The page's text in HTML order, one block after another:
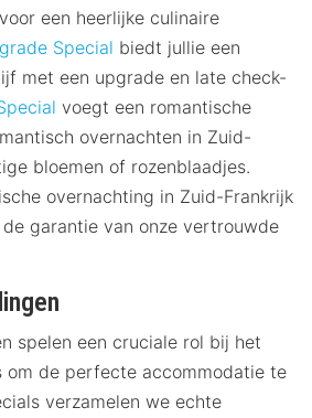
een heerlijke culinaire
Special biedt jullie een
met een upgrade en late check-
voegt een romantische
overnachten in Zuid-
bloemen of rozenblaadjes.
overnachting in Zuid-Frankrijk
garantie van onze vertrouwde
spelen een cruciale rol bij het
om de perfecte accommodatie te
verzamelen we echte